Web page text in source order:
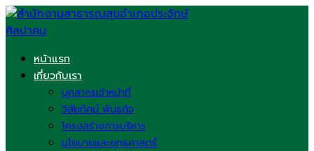
Skip
to
หน้าแรก
เกี่ยวกับเรา
บุคลากรเจ้าหน้าที่
วิสัยทัศน์ พันธกิจ
โครงสร้างการบริหาร
นโยบายและยุทธศาสตร์